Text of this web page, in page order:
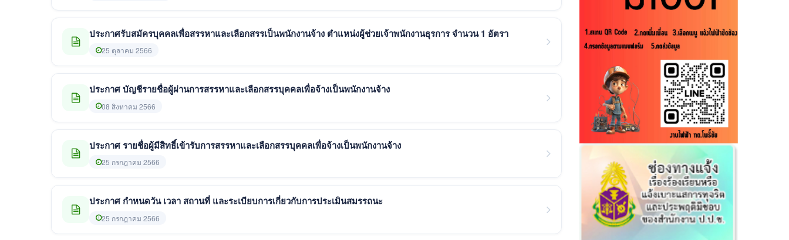
ประกาศรับสมัครบุคคลเพื่อสรรหาและเลือกสรรเป็นพนักงานจ้าง ตำแหน่งผู้ช่วยเจ้าพนักงานธุรการ จำนวน 1 อัตรา
25 ตุลาคม 2566
ประกาศ บัญชีรายชื่อผู้ผ่านการสรรหาและเลือกสรรบุคคลเพื่อจ้างเป็นพนักงานจ้าง
08 สิงหาคม 2566
ประกาศ รายชื่อผู้มีสิทธิ์เข้ารับการสรรหาและเลือกสรรบุคคลเพื่อจ้างเป็นพนักงานจ้าง
25 กรกฎาคม 2566
ประกาศ กำหนดวัน เวลา สถานที่ และระเบียบการเกี่ยวกับการประเมินสมรรถนะ
25 กรกฎาคม 2566